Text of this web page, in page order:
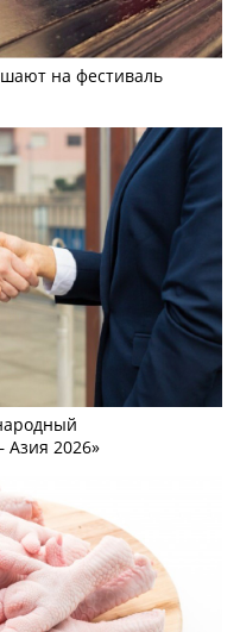
на фестиваль
Азия 2026»